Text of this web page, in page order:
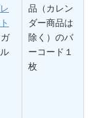
品（カレン
ダー商品は
除く）のバ
ーコード１
枚